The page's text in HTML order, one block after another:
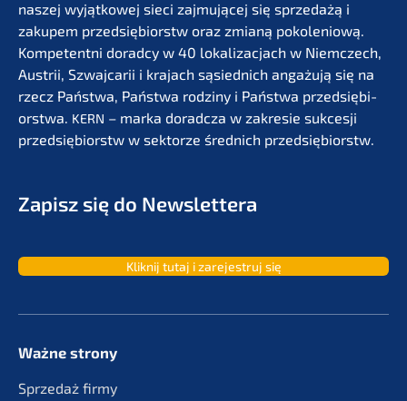
naszej wyjąt­ko­wej sieci zajmu­jącej się sprze­dażą i
zakupem przedsię­bi­orstw oraz zmianą pokolenio­wą.
Kompe­tent­ni dorad­cy w 40 lokali­zac­jach w Niemc­zech,
Austrii, Szwaj­ca­rii i krajach sąsied­nich angażu­ją się na
rzecz Państ­wa, Państ­wa rodzi­ny i Państ­wa przedsię­bi­
orst­wa. KERN – marka dorad­c­za w zakre­sie sukces­ji
przedsię­bi­orstw w sektor­ze średnich przedsiębiorstw.
Zapisz się do Newslettera
Kliknij tutaj i zarejes­truj się
Ważne strony
Sprze­daż firmy